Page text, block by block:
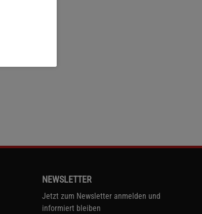
NEWSLETTER
Jetzt zum Newsletter anmelden und
informiert bleiben